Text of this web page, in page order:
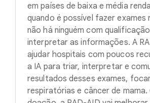
em países de baixa e média
quando é possível fazer exames
não há ninguém com
interpretar as informações. A
ajudar hospitais com poucos
a IA para triar, interpretar e
resultados desses exames,
respiratórias e câncer de mama.